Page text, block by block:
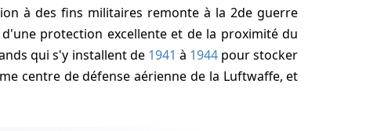
à des fins militaires remonte à la 2de guerre
protection excellente et de la proximité du
qui s'y installent de 1941 à 1944 pour stocker
centre de défense aérienne de la Luftwaffe, et